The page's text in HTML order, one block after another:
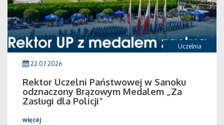
Uczelnia
22.07.2026
Rektor Uczelni Państwowej w Sanoku
odznaczony Brązowym Medalem „Za
Zasługi dla Policji”
więcej